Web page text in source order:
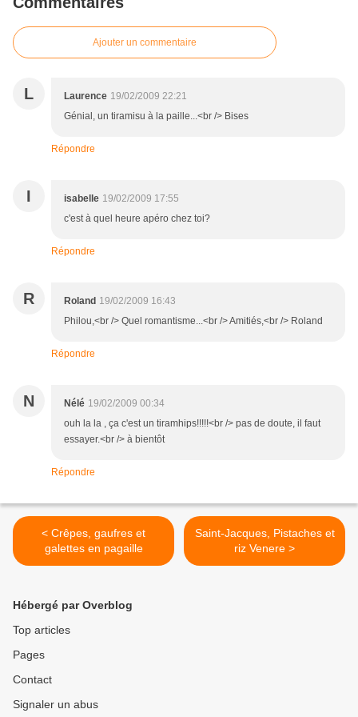
Ajouter un commentaire
L Laurence 19/02/2009 22:21
Génial, un tiramisu à la paille...<br /> Bises
Répondre
I isabelle 19/02/2009 17:55
c'est à quel heure apéro chez toi?
Répondre
R Roland 19/02/2009 16:43
Philou,<br /> Quel romantisme...<br /> Amitiés,<br /> Roland
Répondre
N Nélé 19/02/2009 00:34
ouh la la , ça c'est un tiramhips!!!!!<br /> pas de doute, il faut
essayer.<br /> à bientôt
Répondre
< Crêpes, gaufres et
galettes en pagaille
Saint-Jacques, Pistaches et
riz Venere >
Hébergé par Overblog
Top articles
Pages
Contact
Signaler un abus